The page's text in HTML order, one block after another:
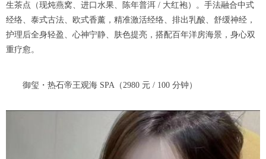
生茶点（现炖燕窝、进口水果、陈年普洱 / 大红袍）。手法融合中式
经络、泰式古法、欧式香薰，精准激活经络、排出乳酸、舒缓神经，
护理后全身轻盈、心神宁静、肤色提亮，搭配百年洋房海景，身心双
重疗愈。
御玺・热石帝王观海 SPA（2980 元 / 100 分钟）